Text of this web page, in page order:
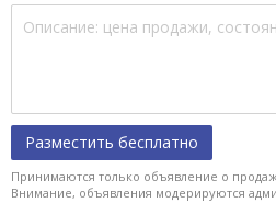
Разместить бесплатно
Принимаются только объявление о
Внимание, объявления модерируются